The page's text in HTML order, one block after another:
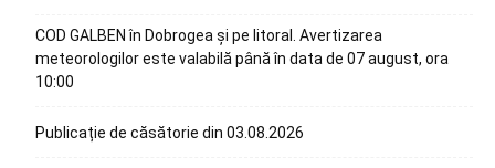
COD GALBEN în Dobrogea și pe litoral. Avertizarea
meteorologilor este valabilă până în data de 07 august, ora
10:00
Publicație de căsătorie din 03.08.2026